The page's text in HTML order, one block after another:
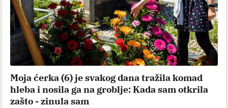
Moja ćerka (6) je svakog dana tražila komad
hleba i nosila ga na groblje: Kada sam otkrila
zašto - zinula sam